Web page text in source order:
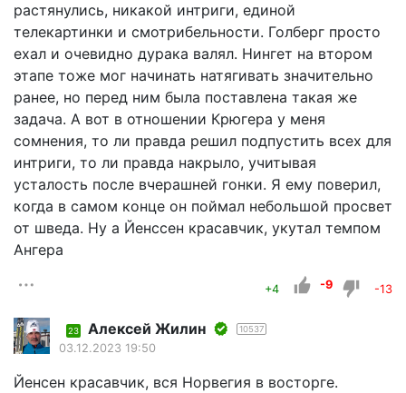
растянулись, никакой интриги, единой
телекартинки и смотрибельности. Голберг просто
ехал и очевидно дурака валял. Нингет на втором
этапе тоже мог начинать натягивать значительно
ранее, но перед ним была поставлена такая же
задача. А вот в отношении Крюгера у меня
сомнения, то ли правда решил подпустить всех для
интриги, то ли правда накрыло, учитывая
усталость после вчерашней гонки. Я ему поверил,
когда в самом конце он поймал небольшой просвет
от шведа. Ну а Йенссен красавчик, укутал темпом
Ангера
+4 -9 -13
23 Алексей Жилин 10537
03.12.2023 19:50
Йенсен красавчик, вся Норвегия в восторге.